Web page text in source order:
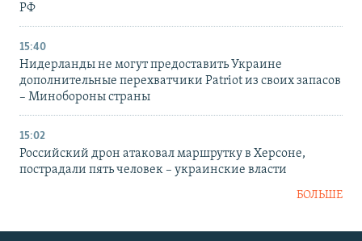
РФ
15:40
Нидерланды не могут предоставить Украине
дополнительные перехватчики Patriot из своих запасов
– Минобороны страны
15:02
Российский дрон атаковал маршрутку в Херсоне,
пострадали пять человек – украинские власти
БОЛЬШЕ